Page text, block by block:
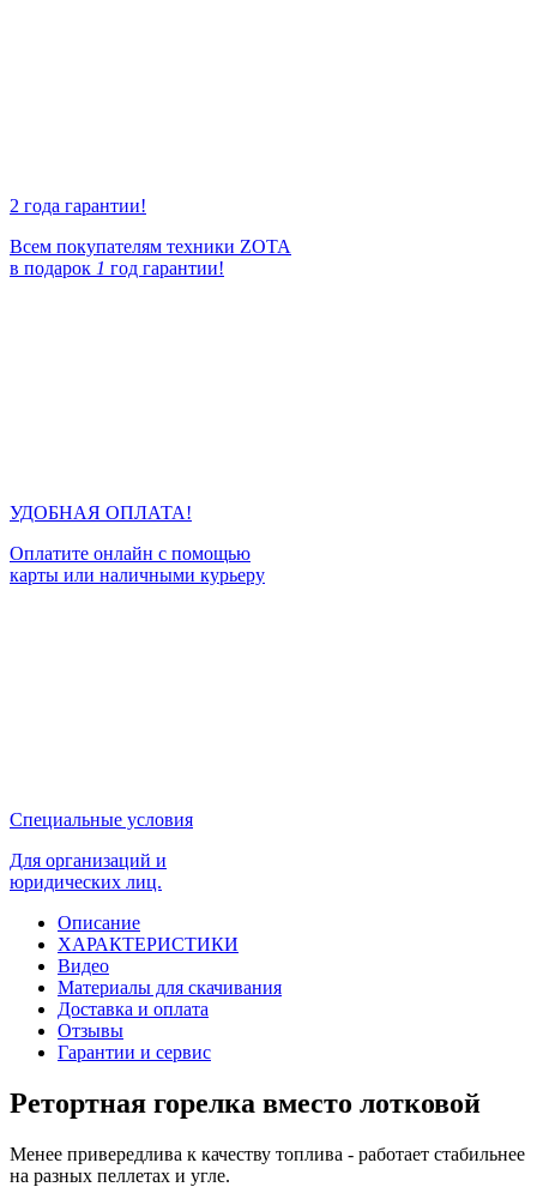
2 года гарантии!
Всем покупателям техники ZOTA
в подарок 1 год гарантии!
УДОБНАЯ ОПЛАТА!
Оплатите онлайн с помощью
карты или наличными курьеру
Специальные условия
Для организаций и
юридических лиц.
Описание
ХАРАКТЕРИСТИКИ
Видео
Материалы для скачивания
Доставка и оплата
Отзывы
Гарантии и сервис
Ретортная горелка вместо лотковой
Менее привередлива к качеству топлива - работает стабильнее
на разных пеллетах и угле.